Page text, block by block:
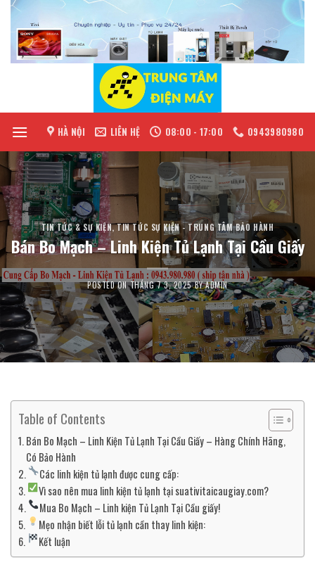
Skip
content
HÀ NỘI LIÊN HỆ 08:00 - 17:00 0943980980
TIN TỨC & SỰ KIỆN,TIN TỨC SỰ KIỆN - TRUNG TÂM BẢO HÀNH
Bán Bo Mạch – Linh Kiện Tủ Lạnh Tại Cầu Giấy
POSTED ONTHÁNG 7 3, 2025BYADMIN
Table of Contents
Bán Bo Mạch – Linh Kiện Tủ Lạnh Tại Cầu Giấy – Hàng Chính Hãng,
Có Bảo Hành
Các linh kiện tủ lạnh được cung cấp:
Vì sao nên mua linh kiện tủ lạnh tại suativitaicaugiay.com?
Mua Bo Mạch – Linh kiện Tủ Lạnh Tại Cầu giấy!
Mẹo nhận biết lỗi tủ lạnh cần thay linh kiện:
Kết luận